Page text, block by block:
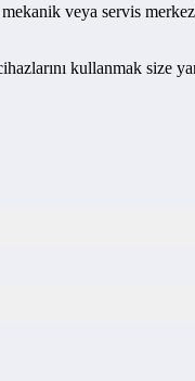
veya servis
kullanmak size